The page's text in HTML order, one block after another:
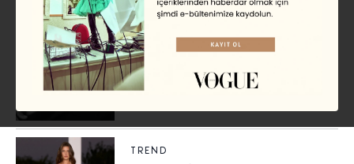
Saint Laurent’in Yıldız
İsimlerle Dolu Kampanya
Çekimlerinden Skims’in
Şekillendirici Yüz Bandına
Haftanın Moda Haberleri
TREND